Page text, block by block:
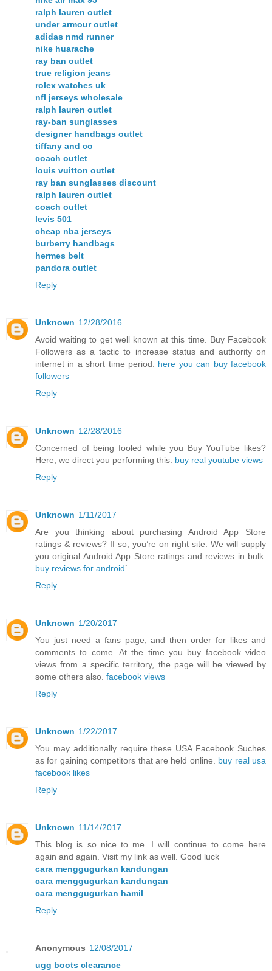
ralph lauren outlet
under armour outlet
adidas nmd runner
nike huarache
ray ban outlet
true religion jeans
rolex watches uk
nfl jerseys wholesale
ralph lauren outlet
ray-ban sunglasses
designer handbags outlet
tiffany and co
coach outlet
louis vuitton outlet
ray ban sunglasses discount
ralph lauren outlet
coach outlet
levis 501
cheap nba jerseys
burberry handbags
hermes belt
pandora outlet
Reply
Unknown 12/28/2016
Avoid waiting to get well known at this time. Buy Facebook
Followers as a tactic to increase status and authority on
internet in a short time period. here you can buy facebook
followers
Reply
Unknown 12/28/2016
Concerned of being fooled while you Buy YouTube likes?
Here, we direct you performing this. buy real youtube views
Reply
Unknown 1/11/2017
Are you thinking about purchasing Android App Store
ratings & reviews? If so, you’re on right site. We will supply
you original Android App Store ratings and reviews in bulk.
buy reviews for android`
Reply
Unknown 1/20/2017
You just need a fans page, and then order for likes and
comments to come. At the time you buy facebook video
views from a specific territory, the page will be viewed by
some others also. facebook views
Reply
Unknown 1/22/2017
You may additionally require these USA Facebook Suches
as for gaining competitors that are held online. buy real usa
facebook likes
Reply
Unknown 11/14/2017
This blog is so nice to me. I will continue to come here
again and again. Visit my link as well. Good luck
cara menggugurkan kandungan
cara menggugurkan kandungan
cara menggugurkan hamil
Reply
Anonymous 12/08/2017
ugg boots clearance